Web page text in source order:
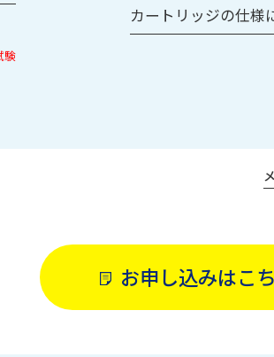
験
カートリッジの仕様
お申し込みはこ